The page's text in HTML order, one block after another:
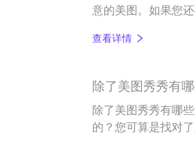
意的美图。如果您
查看详情
除了美图秀秀有
除了美图秀秀有哪
的？您可算是找对